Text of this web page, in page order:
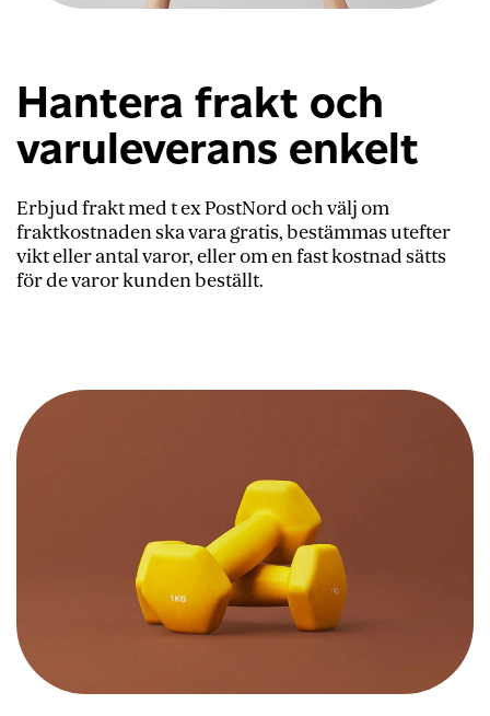
Hantera frakt och
varuleverans enkelt
Erbjud frakt med t ex PostNord och välj om
fraktkostnaden ska vara gratis, bestämmas utefter
vikt eller antal varor, eller om en fast kostnad sätts
för de varor kunden beställt.